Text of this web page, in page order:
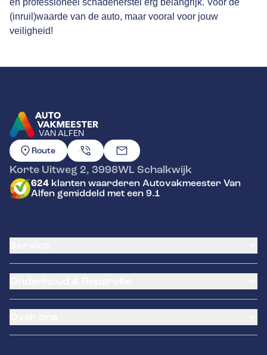
(inruil)waarde van de auto, maar vooral voor jouw
veiligheid!
VAN ALFEN
GA NAAR DE HOMEPAGINA
Route
Korte Uitweg 2, 3998WLSchalkwijk
624 klanten waarderen Autovakmeester Van
Alfen gemiddeld met een 9.1
Banden service
Pechhulp
Schade en reparatie